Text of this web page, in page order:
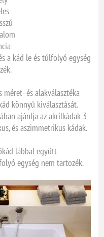
a kád le és túlfolyó egység
és alakválasztéka
könnyű kiválasztását.
ajánlja az akrilkádak 3
és aszimmetrikus kádak.
lábbal együtt
egység nem tartozék.